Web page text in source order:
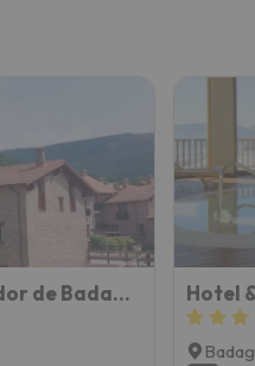
Apartamentos Jaca Mirador de Badaguas 3000 Hotel